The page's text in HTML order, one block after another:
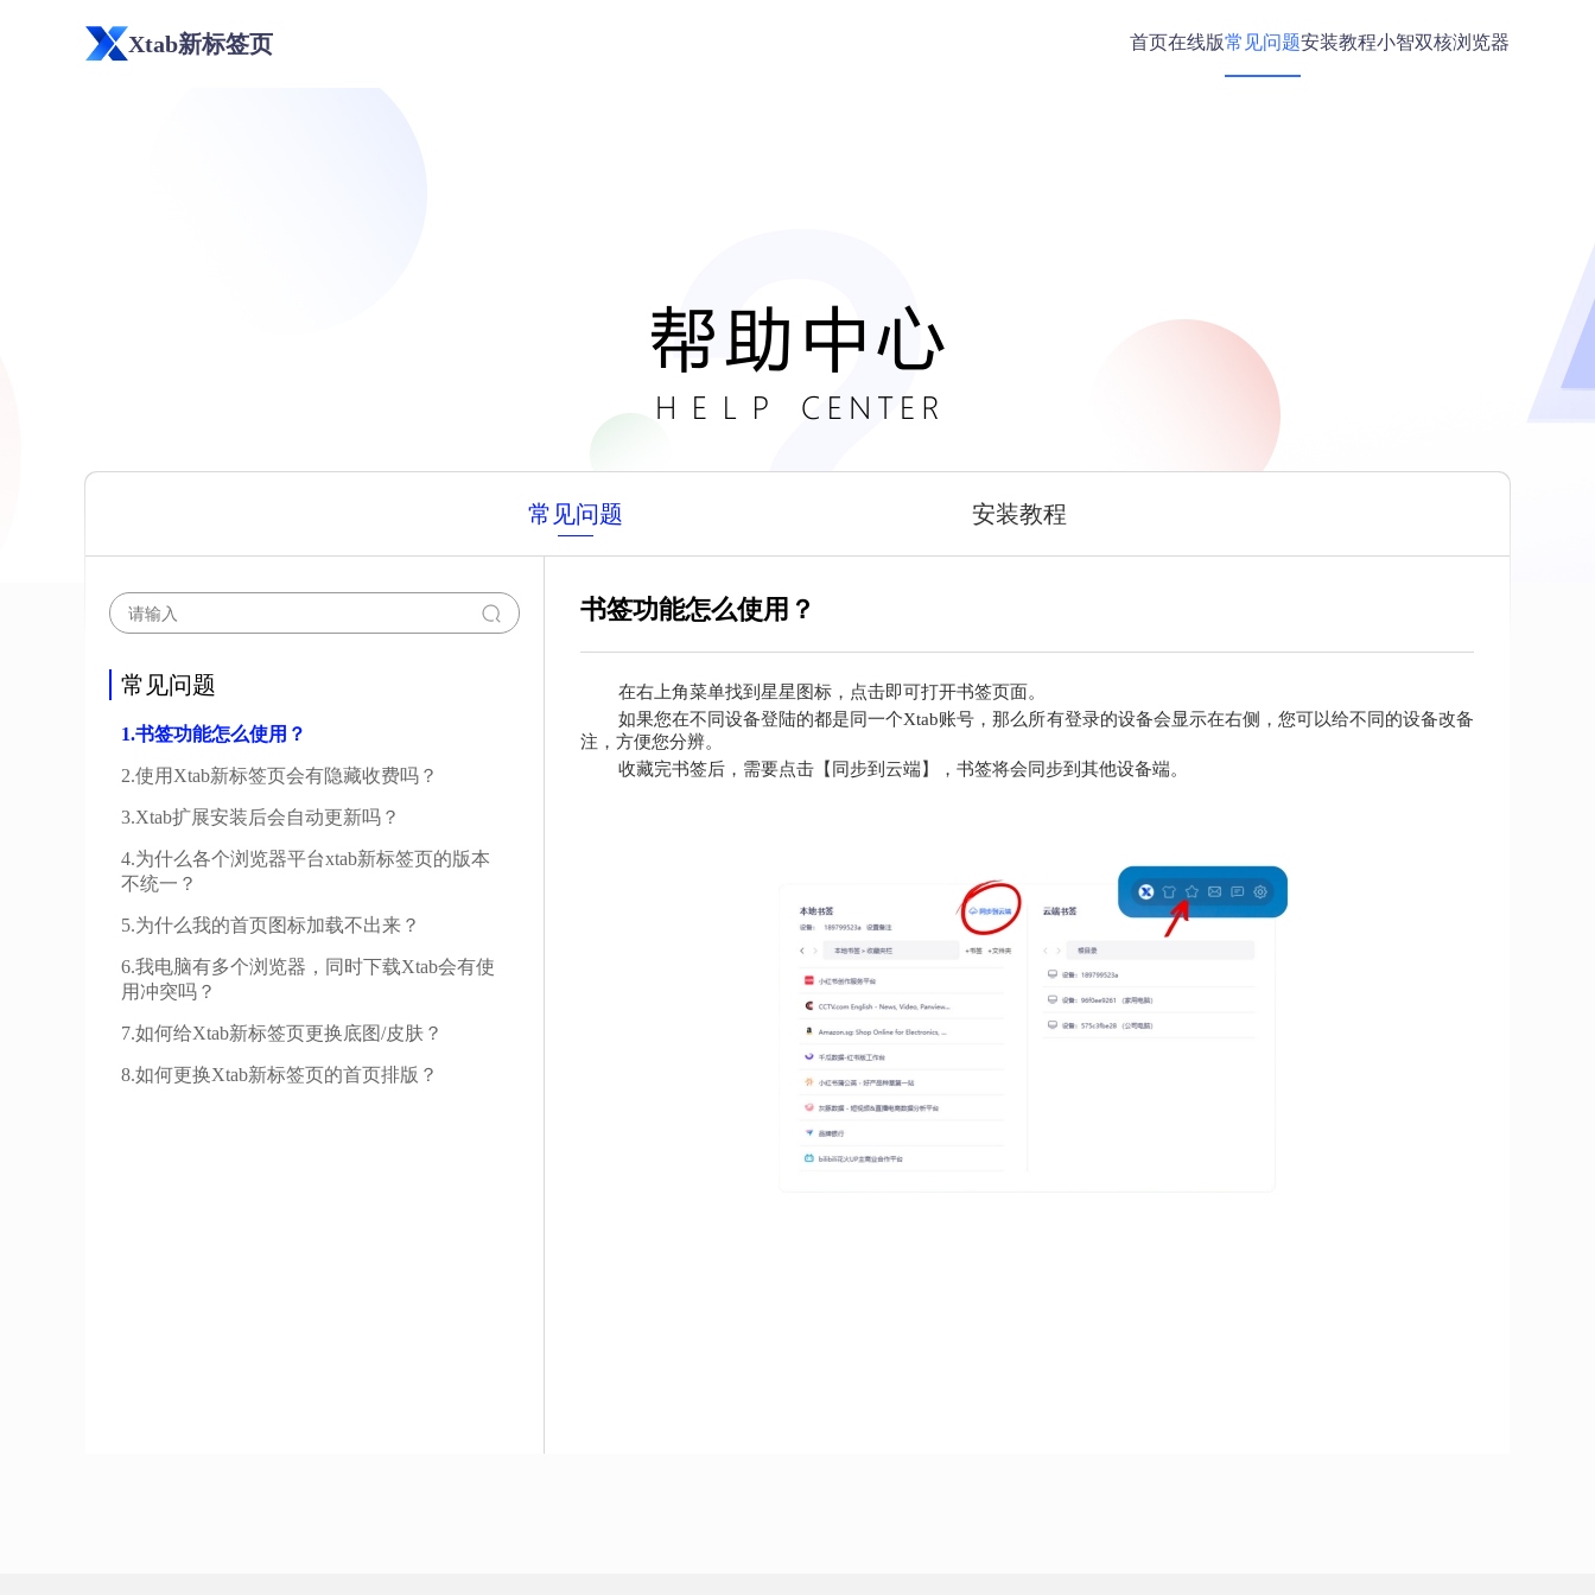
Xtab新标签页 首页在线版常见问题安装教程小智双核浏览器
常见问题 安装教程
常见问题
1.书签功能怎么使用？
2.使用Xtab新标签页会有隐藏收费吗？
3.Xtab扩展安装后会自动更新吗？
4.为什么各个浏览器平台xtab新标签页的版本
不统一？
5.为什么我的首页图标加载不出来？
6.我电脑有多个浏览器，同时下载Xtab会有使
用冲突吗？
7.如何给Xtab新标签页更换底图/皮肤？
8.如何更换Xtab新标签页的首页排版？
书签功能怎么使用？
在右上角菜单找到星星图标，点击即可打开书签页面。
如果您在不同设备登陆的都是同一个Xtab账号，那么所有登录的设备会显示在右侧，您可以给不同的设备改备
注，方便您分辨。
收藏完书签后，需要点击【同步到云端】，书签将会同步到其他设备端。